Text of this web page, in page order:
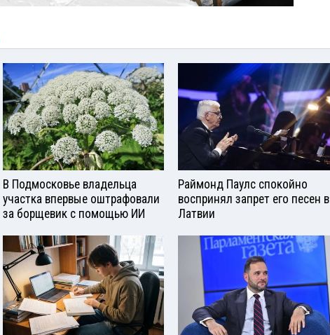
В Подмосковье владельца
участка впервые оштрафовали
за борщевик с помощью ИИ
Раймонд Паулс спокойно
воспринял запрет его песен в
Латвии